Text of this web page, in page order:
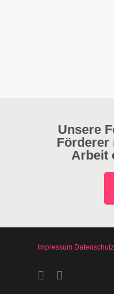
Unsere
Förderer
Arbeit
Impressum Datenschutz
facebookinstagram